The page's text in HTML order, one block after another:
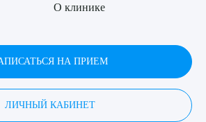
О клинике
НА ПРИЕМ
ЛИЧНЫЙ КАБИНЕТ